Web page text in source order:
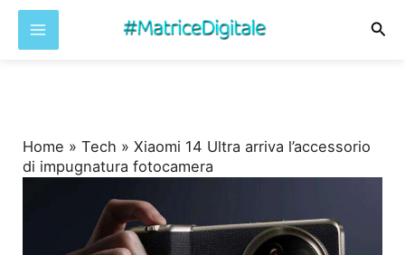
Home »Tech »Xiaomi 14 Ultra arriva l’accessorio
di impugnatura fotocamera